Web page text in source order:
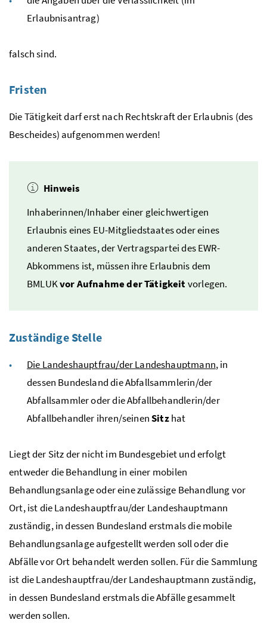
Erlaubnisantrag)
falsch sind.
Fristen
Die Tätigkeit darf erst nach Rechtskraft der Erlaubnis (des
Bescheides) aufgenommen werden!
Hinweis
Inhaberinnen/Inhaber einer gleichwertigen
Erlaubnis eines EU-Mitgliedstaates oder eines
anderen Staates, der Vertragspartei desEWR-
Abkommens ist, müssen ihre Erlaubnis dem
BMLUKvor Aufnahme der Tätigkeitvorlegen.
Zuständige Stelle
Die Landeshauptfrau/der Landeshauptmann, in
dessen Bundesland die Abfallsammlerin/der
Abfallsammler oder die Abfallbehandlerin/der
Abfallbehandler ihren/seinenSitzhat
Liegt der Sitz der nicht im Bundesgebiet und erfolgt
entweder die Behandlung in einer mobilen
Behandlungsanlage oder eine zulässige Behandlung vor
Ort, ist die Landeshauptfrau/der Landeshauptmann
zuständig, in dessen Bundesland erstmals die mobile
Behandlungsanlage aufgestellt werden soll oder die
Abfälle vor Ort behandelt werden sollen. Für die Sammlung
ist die Landeshauptfrau/der Landeshauptmann zuständig,
in dessen Bundesland erstmals die Abfälle gesammelt
werden sollen.